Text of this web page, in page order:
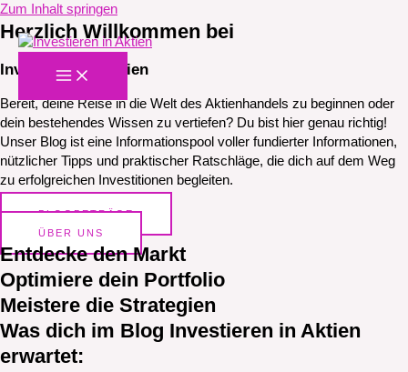
Zum Inhalt springen
Herzlich Willkommen bei
Investieren in Aktien
Bereit, deine Reise in die Welt des Aktienhandels zu beginnen oder
dein bestehendes Wissen zu vertiefen? Du bist hier genau richtig!
Unser Blog ist eine Informationspool voller fundierter Informationen,
nützlicher Tipps und praktischer Ratschläge, die dich auf dem Weg
zu erfolgreichen Investitionen begleiten.
BLOGBETRÄGE
ÜBER UNS
Entdecke den Markt
Optimiere dein Portfolio
Meistere die Strategien
Was dich im Blog Investieren in Aktien
erwartet: